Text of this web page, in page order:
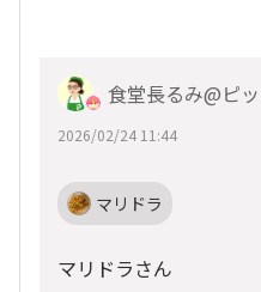
食堂長るみ@ピ
2026/02/24 11:44
マリドラ
マリドラさん